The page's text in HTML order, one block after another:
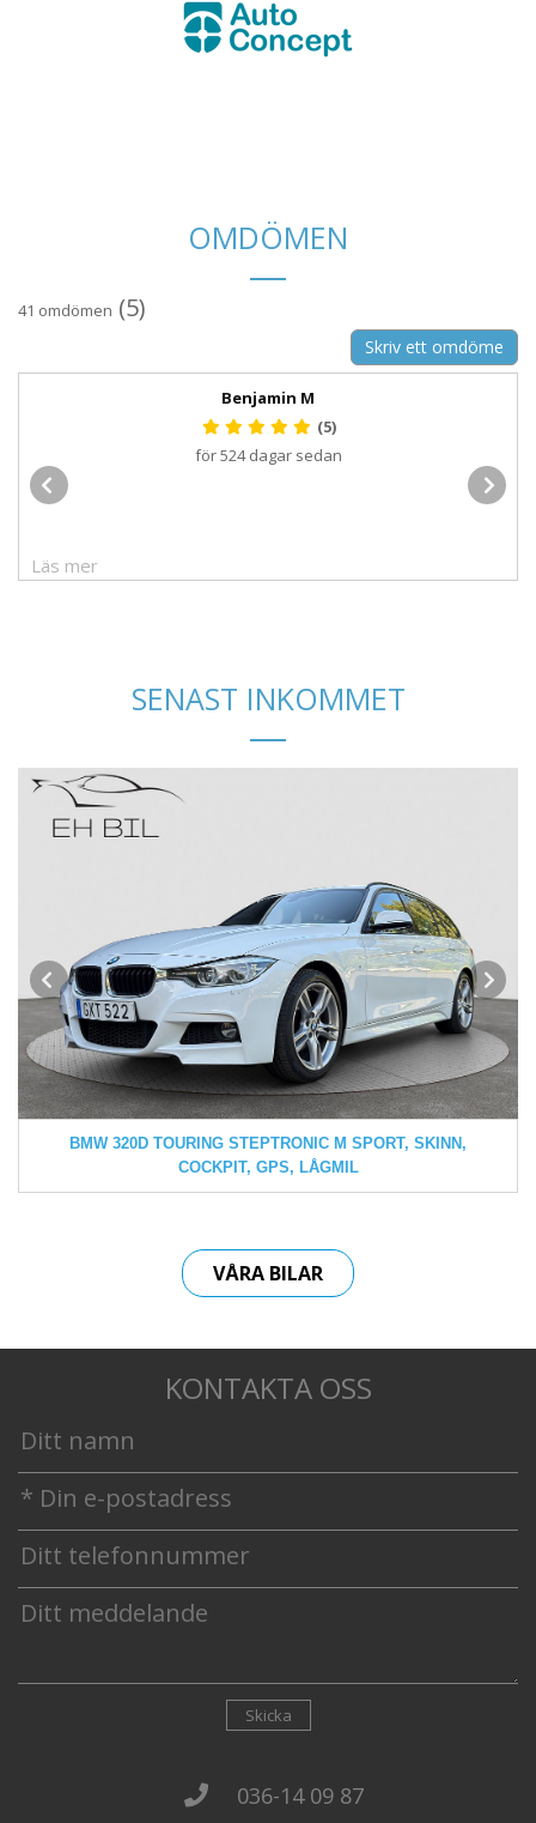
OMDÖMEN
41 omdömen (5)
Skriv ett omdöme
Benjamin M
(5)
för 524 dagar sedan
Läs mer
SENAST INKOMMET
BMW 320D TOURING STEPTRONIC M SPORT, SKINN,
COCKPIT, GPS, LÅGMIL
VÅRA BILAR
KONTAKTA OSS
Skicka
036-14 09 87